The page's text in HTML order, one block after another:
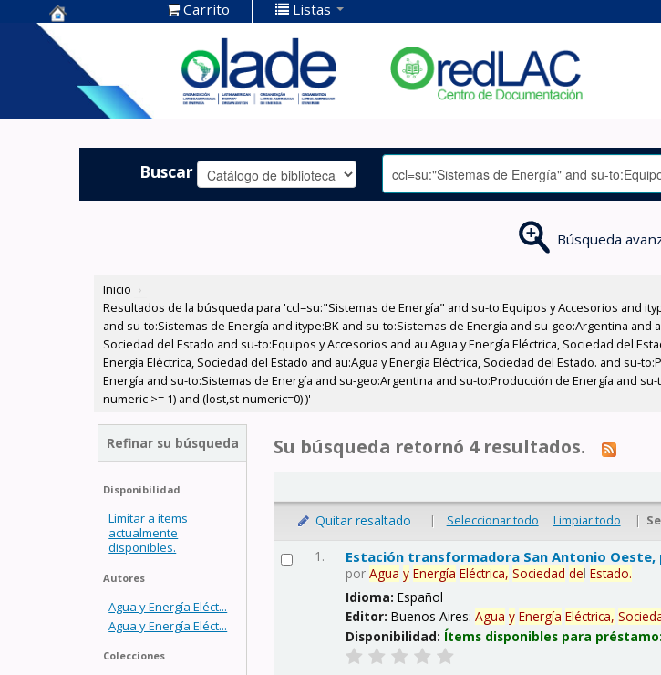
Centro de
Documentación
OLADE -
Carrito Listas
Buscar
Búsqueda
Inicio ›
Resultados de la búsqueda para 'ccl=su:"Sistemas de Energía" and su-to:Equipos y Accesorios and
and su-to:Sistemas de Energía and itype:BK and su-to:Sistemas de Energía and su-geo:Argentina and
Sociedad del Estado and su-to:Equipos y Accesorios and au:Agua y Energía Eléctrica, Sociedad del
Energía Eléctrica, Sociedad del Estado and au:Agua y Energía Eléctrica, Sociedad del Estado. and su-
Energía and su-to:Sistemas de Energía and su-geo:Argentina and su-to:Producción de Energía and
numeric >= 1) and (lost,st-numeric=0) )'
Refinar su búsqueda
Disponibilidad
Limitar a ítems
actualmente
disponibles.
Autores
Agua y Energía Eléct...
Agua y Energía Eléct...
Colecciones
Su búsqueda retornó 4 resultados.
Quitar resaltado | Seleccionar todo Limpiar todo |
1. Estación transformadora San Antonio Oeste,
porAgua y Energía Eléctrica, Sociedad delEstado.
Idioma:Español
Editor:Buenos Aires:Agua y Energía Eléctrica,
Disponibilidad: Ítems disponibles para